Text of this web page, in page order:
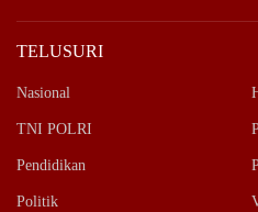
TELUSURI
Nasional
TNI POLRI
Pendidikan
Politik